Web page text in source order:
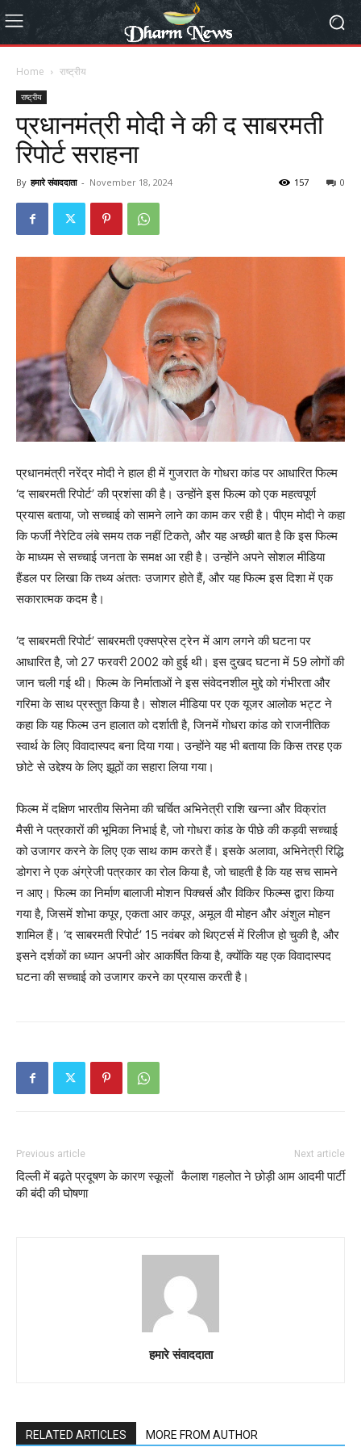
Home राष्ट्रीय
राष्ट्रीय
प्रधानमंत्री मोदी ने की द साबरमती
रिपोर्ट सराहना
By हमारे संवाददाता - November 18, 2024 0
157
प्रधानमंत्री नरेंद्र मोदी ने हाल ही में गुजरात के गोधरा कांड पर आधारित फिल्म
‘द साबरमती रिपोर्ट’ की प्रशंसा की है। उन्होंने इस फिल्म को एक महत्वपूर्ण
प्रयास बताया, जो सच्चाई को सामने लाने का काम कर रही है। पीएम मोदी ने कहा
कि फर्जी नैरेटिव लंबे समय तक नहीं टिकते, और यह अच्छी बात है कि इस फिल्म
के माध्यम से सच्चाई जनता के समक्ष आ रही है। उन्होंने अपने सोशल मीडिया
हैंडल पर लिखा कि तथ्य अंततः उजागर होते हैं, और यह फिल्म इस दिशा में एक
सकारात्मक कदम है।
‘द साबरमती रिपोर्ट’ साबरमती एक्सप्रेस ट्रेन में आग लगने की घटना पर
आधारित है, जो 27 फरवरी 2002 को हुई थी। इस दुखद घटना में 59 लोगों की
जान चली गई थी। फिल्म के निर्माताओं ने इस संवेदनशील मुद्दे को गंभीरता और
गरिमा के साथ प्रस्तुत किया है। सोशल मीडिया पर एक यूजर आलोक भट्ट ने
कहा कि यह फिल्म उन हालात को दर्शाती है, जिनमें गोधरा कांड को राजनीतिक
स्वार्थ के लिए विवादास्पद बना दिया गया। उन्होंने यह भी बताया कि किस तरह एक
छोटे से उद्देश्य के लिए झूठों का सहारा लिया गया।
फिल्म में दक्षिण भारतीय सिनेमा की चर्चित अभिनेत्री राशि खन्ना और विक्रांत
मैसी ने पत्रकारों की भूमिका निभाई है, जो गोधरा कांड के पीछे की कड़वी सच्चाई
को उजागर करने के लिए एक साथ काम करते हैं। इसके अलावा, अभिनेत्री रिद्धि
डोगरा ने एक अंग्रेजी पत्रकार का रोल किया है, जो चाहती है कि यह सच सामने
न आए। फिल्म का निर्माण बालाजी मोशन पिक्चर्स और विकिर फिल्म्स द्वारा किया
गया है, जिसमें शोभा कपूर, एकता आर कपूर, अमूल वी मोहन और अंशुल मोहन
शामिल हैं। ‘द साबरमती रिपोर्ट’ 15 नवंबर को थिएटर्स में रिलीज हो चुकी है, और
इसने दर्शकों का ध्यान अपनी ओर आकर्षित किया है, क्योंकि यह एक विवादास्पद
घटना की सच्चाई को उजागर करने का प्रयास करती है।
Previous article
दिल्ली में बढ़ते प्रदूषण के कारण स्कूलों
की बंदी की घोषणा
Next article
कैलाश गहलोत ने छोड़ी आम आदमी पार्टी
हमारे संवाददाता
RELATED ARTICLES MORE FROM AUTHOR